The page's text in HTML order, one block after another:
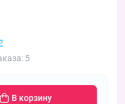
5
В корзину